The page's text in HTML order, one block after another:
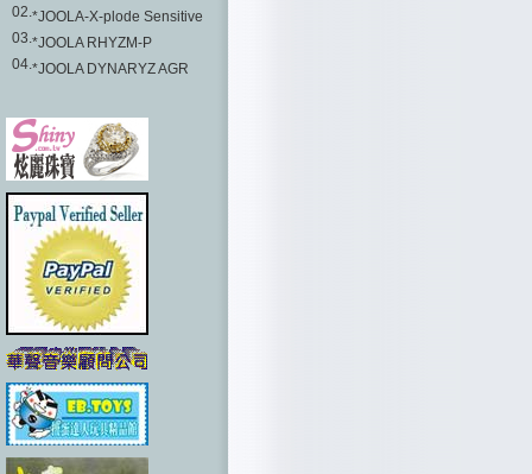
02.*JOOLA-X-plode Sensitive
03.*JOOLA RHYZM-P
04.*JOOLA DYNARYZ AGR